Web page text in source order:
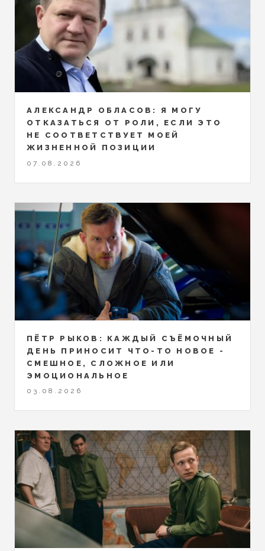
АЛЕКСАНДР ОБЛАСОВ: Я МОГУ
ОТКАЗАТЬСЯ ОТ РОЛИ, ЕСЛИ ЭТО
НЕ СООТВЕТСТВУЕТ МОЕЙ
ЖИЗНЕННОЙ ПОЗИЦИИ
07.08.2026
ПЁТР РЫКОВ: КАЖДЫЙ СЪЁМОЧНЫЙ
ДЕНЬ ПРИНОСИТ ЧТО-ТО НОВОЕ -
СМЕШНОЕ, СЛОЖНОЕ ИЛИ
ЭМОЦИОНАЛЬНОЕ
03.08.2026